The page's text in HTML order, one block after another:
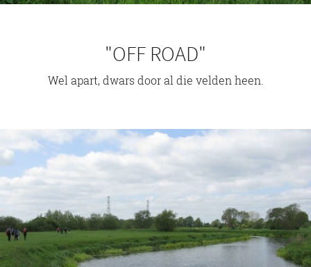
"OFF ROAD"
Wel apart, dwars door al die velden heen.